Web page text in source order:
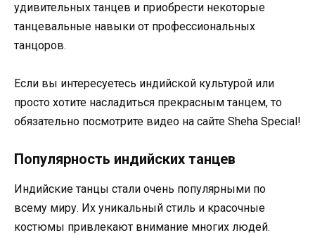
удивительных танцев и приобрести некоторые
танцевальные навыки от профессиональных
танцоров.
Если вы интересуетесь индийской культурой или
просто хотите насладиться прекрасным танцем, то
обязательно посмотрите видео на сайте Sheha Special!
Популярность индийских танцев
Индийские танцы стали очень популярными по
всему миру. Их уникальный стиль и красочные
костюмы привлекают внимание многих людей.